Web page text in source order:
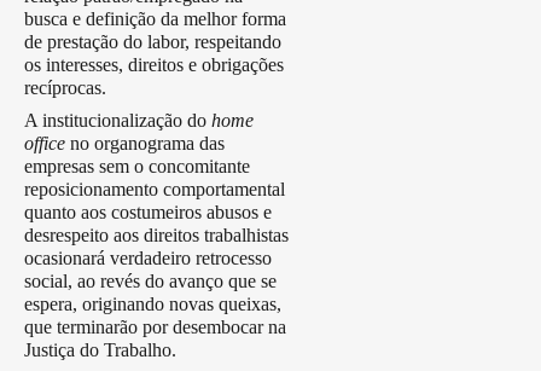
busca e definição da melhor forma
de prestação do labor, respeitando
os interesses, direitos e obrigações
recíprocas.
A institucionalização do home
office no organograma das
empresas sem o concomitante
reposicionamento comportamental
quanto aos costumeiros abusos e
desrespeito aos direitos trabalhistas
ocasionará verdadeiro retrocesso
social, ao revés do avanço que se
espera, originando novas queixas,
que terminarão por desembocar na
Justiça do Trabalho.